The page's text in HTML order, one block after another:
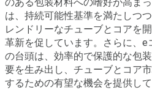
は、持続可能性基準を満たしつ
レンドリーなチューブとコアを
革新を促しています。さらに、e
の台頭は、効率的で保護的な包
要を生み出し、チューブとコア
するための有望な機会を提供して